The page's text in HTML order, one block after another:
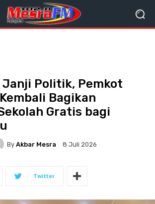
Janji Politik, Pemkot
Bagikan
Gratis bagi
By Akbar Mesra 8 Juli 2026
Twitter